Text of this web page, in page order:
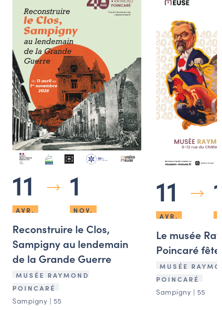
11
AVR.
1
NOV.
Reconstruire le Clos,
Sampigny au lendemain
de la Grande Guerre
MUSÉE RAYMOND
POINCARÉ
Sampigny | 55
11
AVR.
Le musée
Poincaré
MUSÉE
POINCARÉ
Sampigny | 55